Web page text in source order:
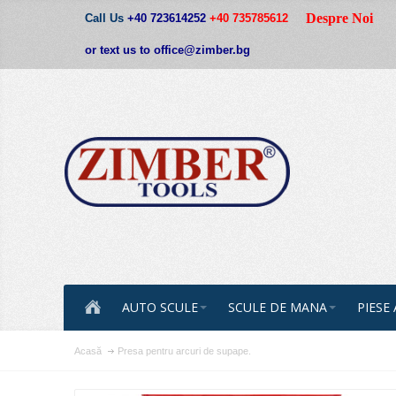
Call Us +40 723614252 +40 735785612
or text us to office@zimber.bg
Despre Noi
AUTO SCULE SCULE DE MANA
Acasă Presa pentru arcuri de supape.